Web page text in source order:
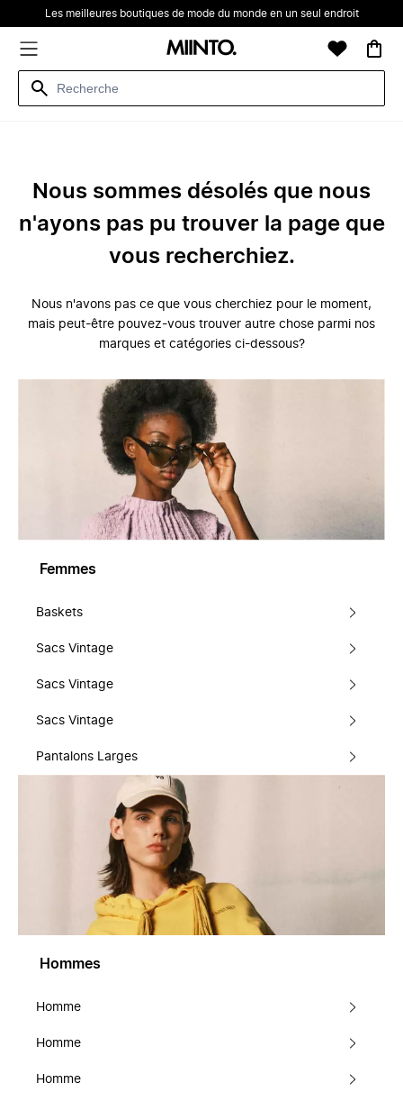
Les meilleures boutiques de mode du monde en un seul endroit
Nous sommes désolés que nous
n'ayons pas pu trouver la page que
vous recherchiez.
Nous n'avons pas ce que vous cherchiez pour le moment,
mais peut-être pouvez-vous trouver autre chose parmi nos
marques et catégories ci-dessous?
Femmes
Baskets
Sacs Vintage
Sacs Vintage
Sacs Vintage
Pantalons Larges
Hommes
Homme
Homme
Homme